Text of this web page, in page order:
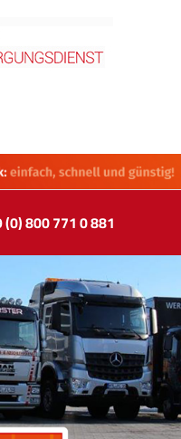
800 771 0 881